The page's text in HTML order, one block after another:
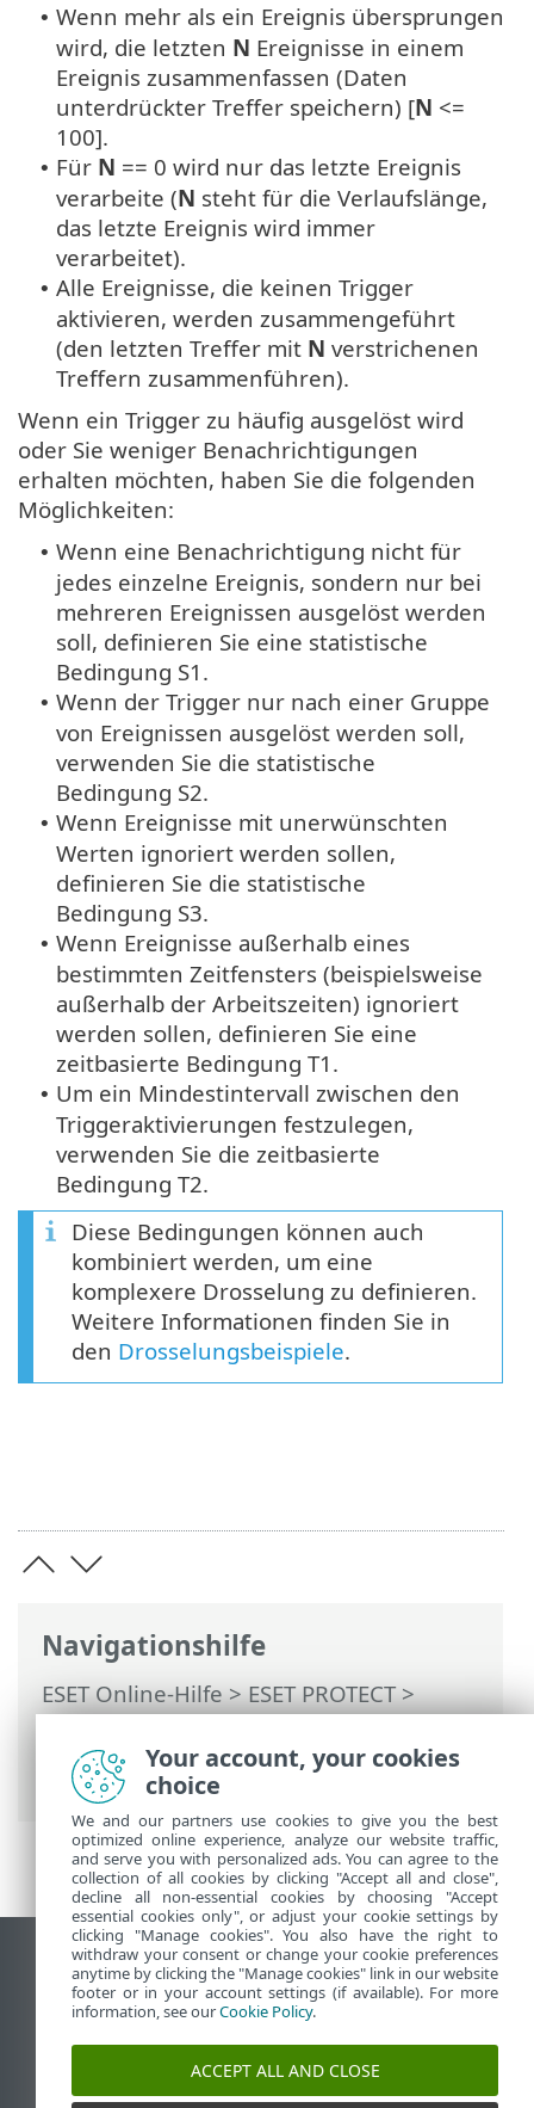
Navigationshilfe
ESET Online-Hilfe>ESET PROTECT>
Verwendung von ESET PROTECT>ESET
PROTECT Hauptmenü>Tasks>
Erweiterte Einstellungen - Drosselung
• Wenn mehr als ein Ereignis übersprungen
wird, die letzten N Ereignisse in einem
Ereignis zusammenfassen (Daten
unterdrückter Treffer speichern) [N <=
100].
• Für N == 0 wird nur das letzte Ereignis
verarbeite (N steht für die Verlaufslänge,
das letzte Ereignis wird immer
verarbeitet).
• Alle Ereignisse, die keinen Trigger
aktivieren, werden zusammengeführt
(den letzten Treffer mit N verstrichenen
Treffern zusammenführen).
Wenn ein Trigger zu häufig ausgelöst wird
oder Sie weniger Benachrichtigungen
erhalten möchten, haben Sie die folgenden
Möglichkeiten:
• Wenn eine Benachrichtigung nicht für
jedes einzelne Ereignis, sondern nur bei
mehreren Ereignissen ausgelöst werden
soll, definieren Sie eine statistische
Bedingung S1.
• Wenn der Trigger nur nach einer Gruppe
von Ereignissen ausgelöst werden soll,
verwenden Sie die statistische
Bedingung S2.
• Wenn Ereignisse mit unerwünschten
Werten ignoriert werden sollen,
definieren Sie die statistische
Bedingung S3.
• Wenn Ereignisse außerhalb eines
bestimmten Zeitfensters (beispielsweise
außerhalb der Arbeitszeiten) ignoriert
werden sollen, definieren Sie eine
zeitbasierte Bedingung T1.
• Um ein Mindestintervall zwischen den
Triggeraktivierungen festzulegen,
verwenden Sie die zeitbasierte
Bedingung T2.
Diese Bedingungen können auch
kombiniert werden, um eine
komplexere Drosselung zu definieren.
Weitere Informationen finden Sie in
den Drosselungsbeispiele.
Desktop-Site anzeigen
End of Life
ESET Knowledgebase
ESET-Forum
ESET Status Portal
Your account, your cookies
choice
We and our partners use cookies to give you the best
optimized online experience, analyze our website traffic,
and serve you with personalized ads. You can agree to the
collection of all cookies by clicking "Accept all and close",
decline all non-essential cookies by choosing "Accept
essential cookies only", or adjust your cookie settings by
clicking "Manage cookies". You also have the right to
withdraw your consent or change your cookie preferences
anytime by clicking the "Manage cookies" link in our website
footer or in your account settings (if available). For more
information, see ourCookie Policy.
ACCEPT ALL AND CLOSE